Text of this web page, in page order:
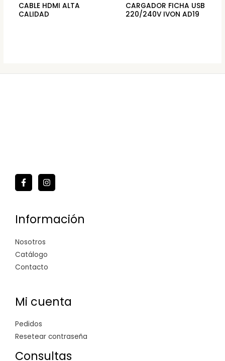
CABLE HDMI ALTA
CALIDAD
CARGADOR FICHA USB
220/240V IVON AD19
Información
Nosotros
Catálogo
Contacto
Mi cuenta
Pedidos
Resetear contraseña
Consultas